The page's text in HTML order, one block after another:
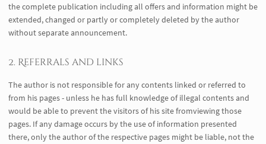
the complete publication including all offers and information might be
extended, changed or partly or completely deleted by the author
without separate announcement.
2. Referrals and links
The author is not responsible for any contents linked or referred to
from his pages - unless he has full knowledge of illegal contents and
would be able to prevent the visitors of his site fromviewing those
pages. If any damage occurs by the use of information presented
there, only the author of the respective pages might be liable, not the